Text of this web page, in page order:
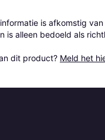
is afkomstig
is alleen bedoeld als
dit product? Meld het